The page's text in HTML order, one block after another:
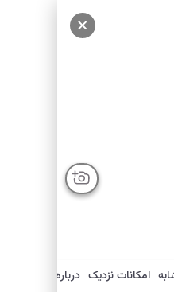
امکانات نزدیک درباره